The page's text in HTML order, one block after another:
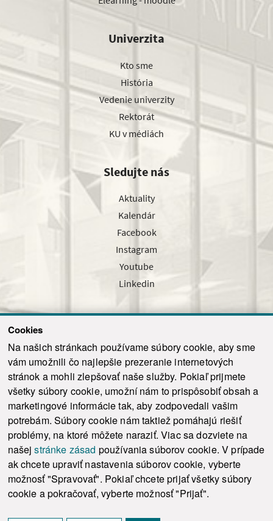
Cookies
Na našich stránkach používame súbory cookie, aby sme
vám umožnili čo najlepšie prezeranie internetových
stránok a mohli zlepšovať naše služby. Pokiaľ prijmete
všetky súbory cookie, umožní nám to prispôsobiť obsah a
marketingové informácie tak, aby zodpovedali vašim
potrebám. Súbory cookie nám taktiež pomáhajú riešiť
problémy, na ktoré môžete naraziť. Viac sa dozviete na
našejstránke zásad používania súborov cookie. V prípade
ak chcete upraviť nastavenia súborov cookie, vyberte
možnosť "Spravovať". Pokiaľ chcete prijať všetky súbory
cookie a pokračovať, vyberte možnosť "Prijať".
Univerzita
Kto sme
História
Vedenie univerzity
Rektorát
KU v médiách
Sledujte nás
Aktuality
Kalendár
Facebook
Instagram
Youtube
Linkedin
Odoslať
© 2021-2026 ku.sk. Všetky práva vyhradené. | Ochrana osobných údajov
Vyhlásenie o prístupnosti |
Admin
This site is protected by reCAPTCHA and the Google Privacy Policy and Terms of
Service
apply.